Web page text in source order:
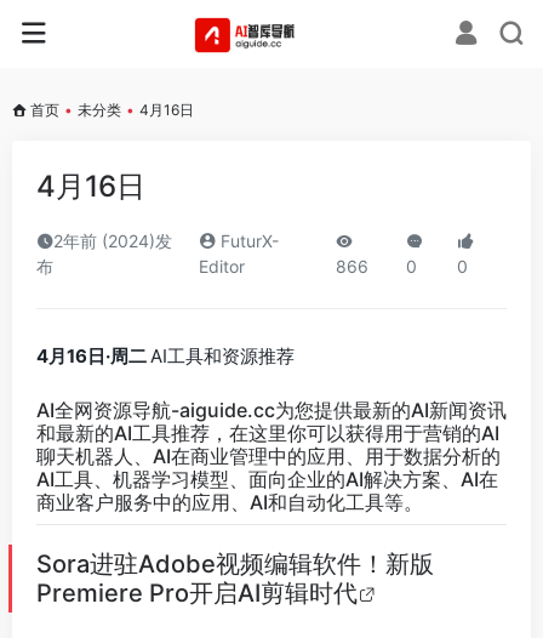
首页 • 未分类 • 4月16日
4月16日
2年前 (2024)发
布
FuturX-
Editor
866 0 0
4月16日·周二AI工具和资源推荐
AI全网资源导航-aiguide.cc为您提供最新的AI新闻资讯
和最新的AI工具推荐，在这里你可以获得用于营销的AI
聊天机器人、AI在商业管理中的应用、用于数据分析的
AI工具、机器学习模型、面向企业的AI解决方案、AI在
商业客户服务中的应用、AI和自动化工具等。
Sora进驻Adobe视频编辑软件！新版
Premiere Pro开启AI剪辑时代